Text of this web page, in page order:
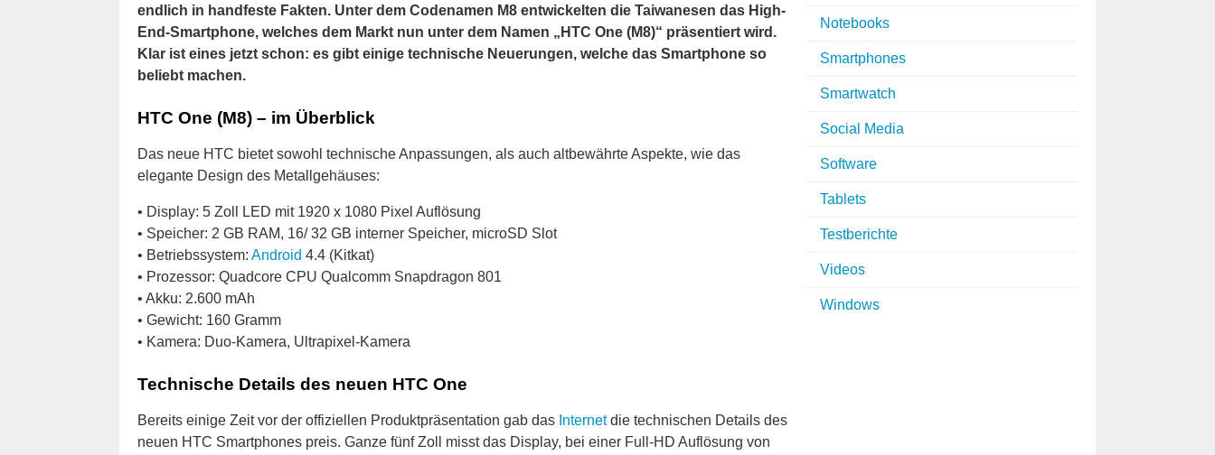
endlich in handfeste Fakten. Unter dem Codenamen M8 entwickelten die Taiwanesen das High-
End-Smartphone, welches dem Markt nun unter dem Namen „HTC One (M8)“ präsentiert wird.
Klar ist eines jetzt schon: es gibt einige technische Neuerungen, welche das Smartphone so
beliebt machen.
HTC One (M8) – im Überblick
Das neue HTC bietet sowohl technische Anpassungen, als auch altbewährte Aspekte, wie das
elegante Design des Metallgehäuses:
• Display: 5 Zoll LED mit 1920 x 1080 Pixel Auflösung
• Speicher: 2 GB RAM, 16/ 32 GB interner Speicher, microSD Slot
• Betriebssystem: Android 4.4 (Kitkat)
• Prozessor: Quadcore CPU Qualcomm Snapdragon 801
• Akku: 2.600 mAh
• Gewicht: 160 Gramm
• Kamera: Duo-Kamera, Ultrapixel-Kamera
Technische Details des neuen HTC One
Bereits einige Zeit vor der offiziellen Produktpräsentation gab das Internetdie technischen Details des
neuen HTC Smartphones preis. Ganze fünf Zoll misst das Display, bei einer Full-HD Auflösung von
Notebooks
Smartphones
Smartwatch
Social Media
Software
Tablets
Testberichte
Videos
Windows